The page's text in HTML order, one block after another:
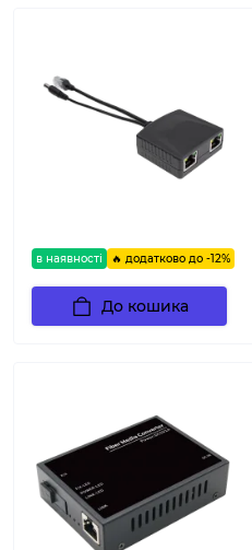
в наявності 🔥 додатково до -12%
До кошика